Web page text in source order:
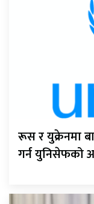
रूस र युक्रेनमा
गर्न युनिसेफको